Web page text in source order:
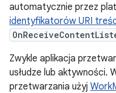
automatycznie przez
identyfikatorów URI
Zwykle aplikacja
usłudze lub aktywności.
przetwarzania użyj